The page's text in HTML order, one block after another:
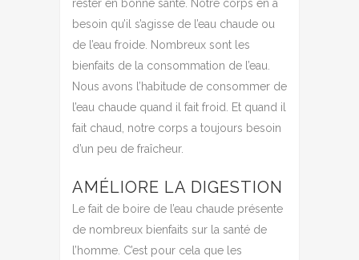
rester en bonne santé. Notre corps en a
besoin qu’il s’agisse de l’eau chaude ou
de l’eau froide. Nombreux sont les
bienfaits de la consommation de l’eau.
Nous avons l’habitude de consommer de
l’eau chaude quand il fait froid. Et quand il
fait chaud, notre corps a toujours besoin
d’un peu de fraîcheur.
AMÉLIORE LA DIGESTION
Le fait de boire de l’eau chaude présente
de nombreux bienfaits sur la santé de
l’homme. C’est pour cela que les